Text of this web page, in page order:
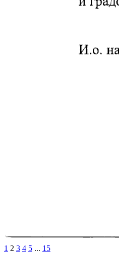
1 2 3 4 5 ... 15